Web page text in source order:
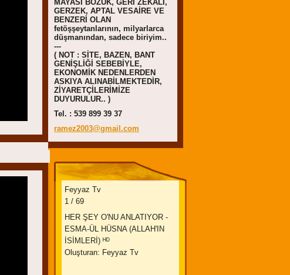
MAYASI BOZUK, GERİ ZEKÂLI,
GERZEK, APTAL VESAİRE VE
BENZERİ OLAN
fetöşşeytanlarının, milyarlarca
düşmanından, sadece biriyim..
---
( NOT : SİTE, BAZEN, BANT
GENİŞLİĞİ SEBEBİYLE,
EKONOMİK NEDENLERDEN
ASKIYA ALINABİLMEKTEDİR,
ZİYARETÇİLERİMİZE
DUYURULUR.. )
Tel. : 539 899 39 37
ramez2003@gmail.com
Feyyaz Tv
1 / 69
HER ŞEY O'NU ANLATIYOR -
ESMA-ÜL HÜSNA (ALLAH'IN
İSİMLERİ) ᴴᴰ
Oluşturan: Feyyaz Tv